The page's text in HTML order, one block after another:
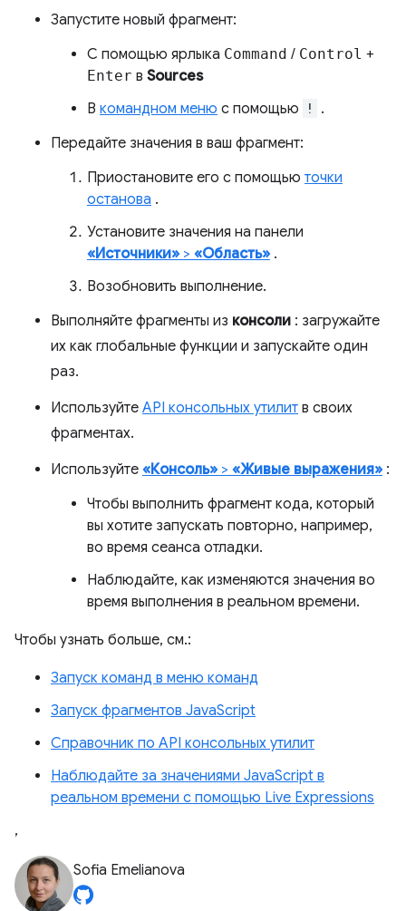
Запустите новый фрагмент:
С помощью ярлыка Command / Control +
Enter в Sources
В командном меню с помощью !
.
Передайте значения в ваш фрагмент:
Приостановите его с помощью точки
останова .
Установите значения на панели
«Источники» > «Область» .
Возобновить выполнение.
Выполняйте фрагменты из консоли : загружайте
их как глобальные функции и запускайте один
раз.
Используйте API консольных утилит в своих
фрагментах.
Используйте «Консоль» > «Живые выражения» :
Чтобы выполнить фрагмент кода, который
вы хотите запускать повторно, например,
во время сеанса отладки.
Наблюдайте, как изменяются значения во
время выполнения в реальном времени.
Чтобы узнать больше, см.:
Запуск команд в меню команд
Запуск фрагментов JavaScript
Справочник по API консольных утилит
Наблюдайте за значениями JavaScript в
реальном времени с помощью Live Expressions
,
Sofia Emelianova